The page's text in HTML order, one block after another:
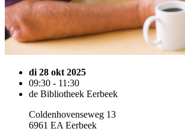
di 28 okt 2025
09:30 - 11:30
de Bibliotheek Eerbeek
Coldenhovenseweg 13
6961 EA Eerbeek